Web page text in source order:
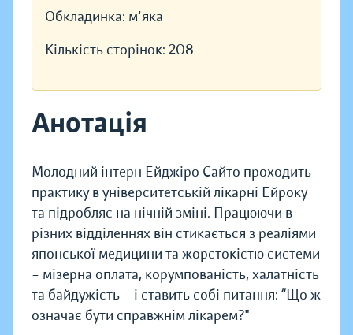
Обкладинка: м'яка
Кількість сторінок: 208
Анотація
Молодний інтерн Ейджіро Сайто проходить
практику в університетській лікарні Ейроку
та підробляє на нічній зміні. Працюючи в
різних відділеннях він стикається з реаліями
японської медицини та жорстокістю системи
– мізерна оплата, корумпованість, халатність
та байдужість – і ставить собі питання: “Що ж
означає бути справжнім лікарем?"